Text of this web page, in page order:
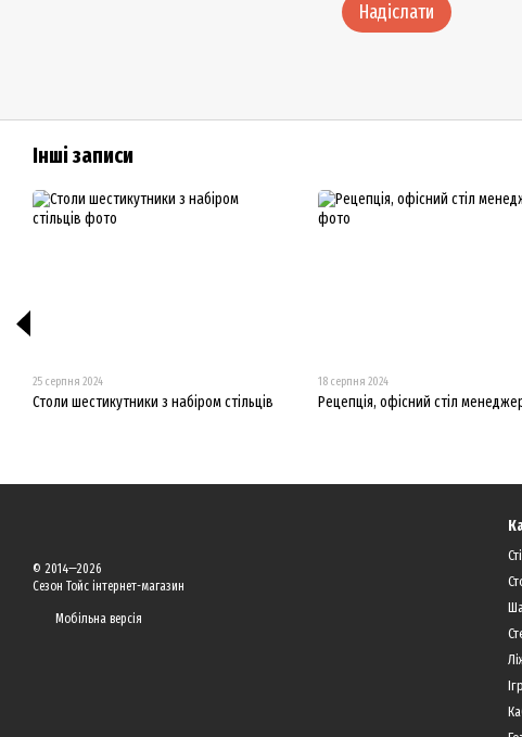
Надіслати
Інші записи
25 серпня 2024
Столи шестикутники з набіром стільців
18 серпня 2024
Рецепція, офісний стіл
© 2014—2026
Сезон Тойс інтернет-магазин
Мобільна версія